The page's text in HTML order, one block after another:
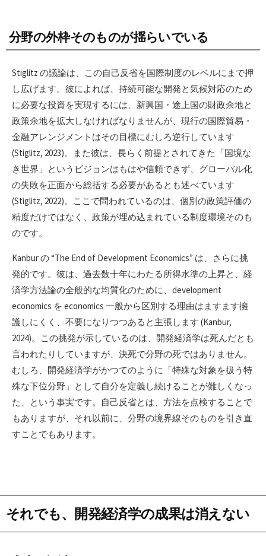
分野の外枠そのものが揺らいでいる
Stiglitz の議論は、この自己反省を国際制度のレベルにまで押
し広げます。彼によれば、持続可能な開発と気候対応のため
に必要な投資を実現するには、新興国・途上国の財政余地と
政策余地を拡大しなければなりませんが、現行の国際貿易・
金融アレンジメントはその目標にむしろ逆行しています
(Stiglitz, 2023)。また彼は、長らく前提とされてきた「国境な
き世界」というビジョンはもはや信頼できず、グローバル化
の失敗を正面から総括する必要があるとも述べています
(Stiglitz, 2022)。ここで問われているのは、個別の政策評価の
精度だけではなく、政策が埋め込まれている制度環境そのも
のです。
Kanbur の “The End of Development Economics” は、さらに挑
発的です。彼は、過去数十年にわたる所得水準の上昇と、経
済学方法論の全般的な均質化のために、development
economics を economics 一般から区別する理由はますます擁
護しにくく、不要になりつつあると主張します (Kanbur,
2024)。この挑発が示しているのは、開発経済学は死んだとも
言われたりしていますが、決死で分野の死ではありません。
むしろ、開発経済学がかつてのように「特殊な対象を扱う特
殊な下位分野」として自分を定義し続けることが難しくなっ
た、という事実です。自己反省とは、方法を点検することで
もありますが、それ以前に、分野の境界線そのものを引き直
すことでもあります。
それでも、開発経済学の成果は消えない